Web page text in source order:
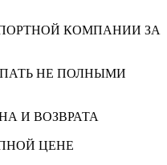
КОМПАНИИ ЗА
НЕ ПОЛНЫМИ
И ВОЗВРАТА
ЦЕНЕ